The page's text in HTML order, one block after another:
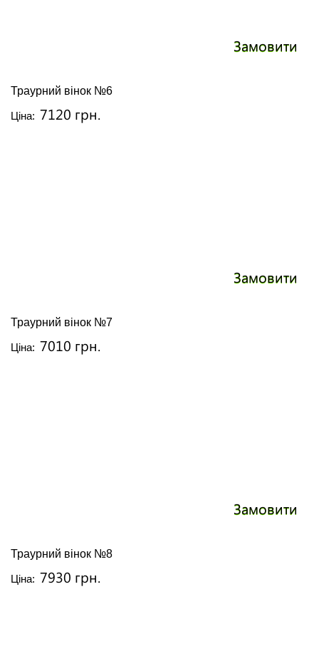
Замовити
Траурний вінок №6
Ціна: 7120 грн.
Замовити
Траурний вінок №7
Ціна: 7010 грн.
Замовити
Траурний вінок №8
Ціна: 7930 грн.